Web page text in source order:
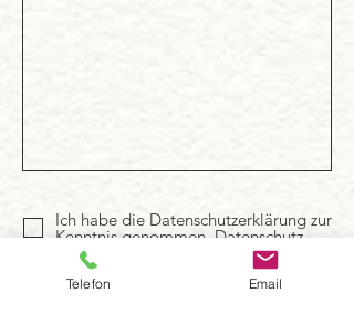
Ich habe die Datenschutzerklärung zur
Kenntnis genommen. Datenschutz
Formular abschicken
Telefon Email